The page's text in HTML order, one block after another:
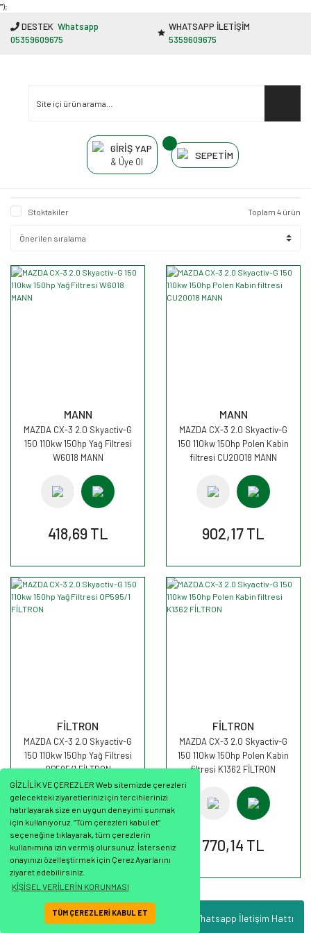
GİZLİLİK VE ÇEREZLER Web sitemizde çerezleri
gelecekteki ziyaretleriniz için tercihlerinizi
hatırlayarak size en uygun deneyimi sunmak
için kullanıyoruz. “Tüm çerezleri kabul et”
seçeneğine tıklayarak, tüm çerezlerin
kullanımına izin vermiş olursunuz. İsterseniz
onayınızı özelleştirmek için Çerez Ayarlarını
ziyaret edebilirsiniz.
KİŞİSEL VERİLERİN KORUNMASI
TÜM ÇEREZLERİ KABUL ET
"');
Whatsapp İletişim Hattı
DESTEK Whatsapp
05359609675
WHATSAPP İLETİŞİM
5359609675
GİRİŞ YAP
& Üye Ol
SEPETİM
Stoktakiler Toplam 4 ürün
MANN
MAZDA CX-3 2.0 Skyactiv-G
150 110kw 150hp Yağ Filtresi
W6018 MANN
418,69 TL
MANN
MAZDA CX-3 2.0 Skyactiv-G
150 110kw 150hp Polen Kabin
filtresi CU20018 MANN
902,17 TL
FİLTRON
MAZDA CX-3 2.0 Skyactiv-G
150 110kw 150hp Yağ Filtresi
OP595/1 FİLTRON
238,64 TL
FİLTRON
MAZDA CX-3 2.0 Skyactiv-G
150 110kw 150hp Polen Kabin
filtresi K1362 FİLTRON
770,14 TL